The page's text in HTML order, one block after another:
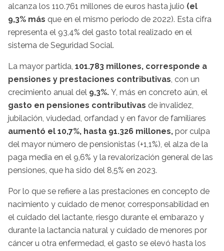
alcanza los 110.761 millones de euros hasta julio (el
9,3% más que en el mismo periodo de 2022). Esta cifra
representa el 93,4% del gasto total realizado en el
sistema de Seguridad Social.
La mayor partida, 101.783 millones, corresponde a
pensiones y prestaciones contributivas, con un
crecimiento anual del 9,3%. Y, más en concreto aún, el
gasto en pensiones contributivas de invalidez,
jubilación, viudedad, orfandad y en favor de familiares
aumentó el 10,7%, hasta 91.326 millones, por culpa
del mayor número de pensionistas (+1,1%), el alza de la
paga media en el 9,6% y la revalorización general de las
pensiones, que ha sido del 8,5% en 2023.
Por lo que se refiere a las prestaciones en concepto de
nacimiento y cuidado de menor, corresponsabilidad en
el cuidado del lactante, riesgo durante el embarazo y
durante la lactancia natural y cuidado de menores por
cáncer u otra enfermedad, el gasto se elevó hasta los